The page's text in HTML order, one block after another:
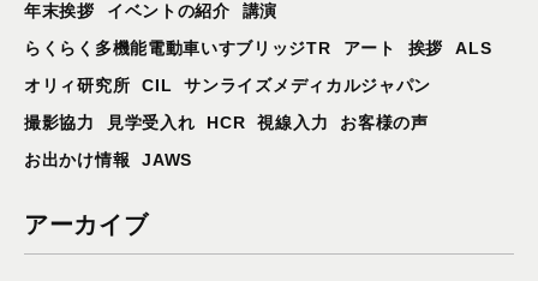
年末挨拶
イベントの紹介
講演
らくらく多機能電動車いすブリッジTR
アート 挨拶
ALS
オリィ研究所
CIL
サンライズメディカルジャパン
撮影協力
見学受入れ HCR 視線入力
お客様の声
お出かけ情報
JAWS
アーカイブ